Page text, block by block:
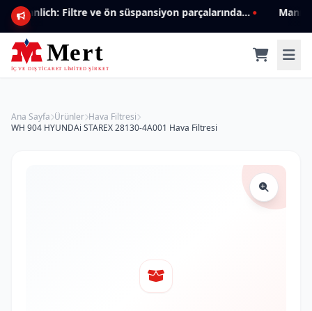
Mannlich: Filtre ve ön süspansiyon parçalarında genişleyen ürün yelpazesiyle kalite ve güven.
Ana Sayfa Ürünler Hava Filtresi
WH 904 HYUNDAi STAREX 28130-4A001 Hava Filtresi